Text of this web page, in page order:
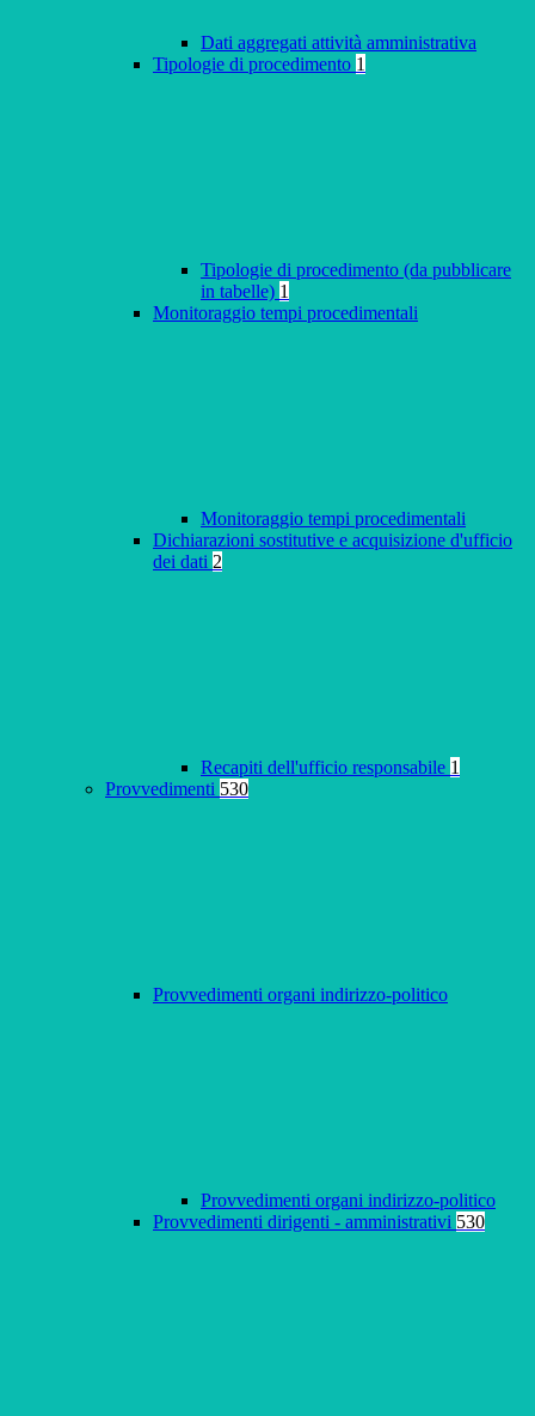
Dati aggregati attività amministrativa
Tipologie di procedimento 1
Tipologie di procedimento (da pubblicare
in tabelle) 1
Monitoraggio tempi procedimentali
Monitoraggio tempi procedimentali
Dichiarazioni sostitutive e acquisizione d'ufficio
dei dati 2
Recapiti dell'ufficio responsabile 1
Provvedimenti 530
Provvedimenti organi indirizzo-politico
Provvedimenti organi indirizzo-politico
Provvedimenti dirigenti - amministrativi 530